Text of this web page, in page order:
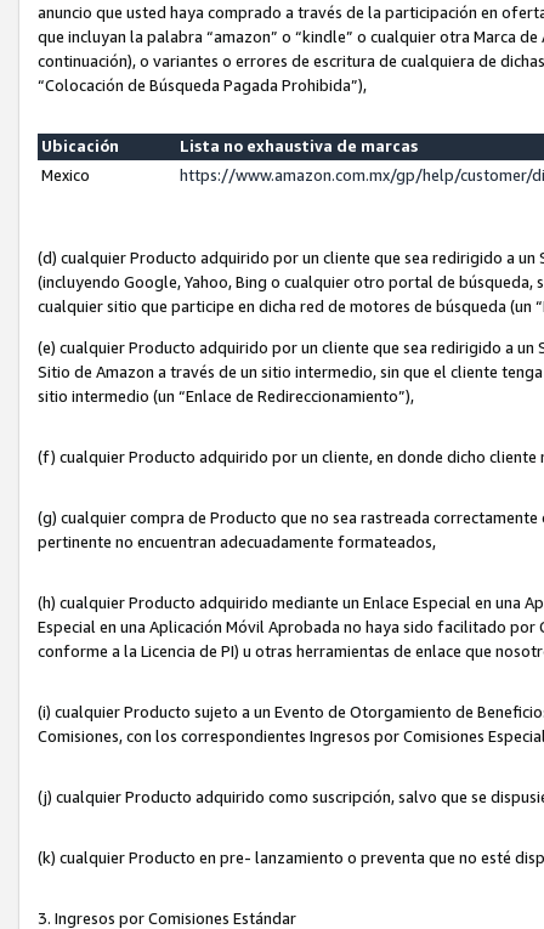
anuncio que usted haya comprado a través de la participación en
que incluyan la palabra “amazon” o “kindle” o cualquier otra Marca
continuación), o variantes o errores de escritura de cualquiera de
“Colocación de Búsqueda Pagada Prohibida”),
Ubicación
Lista no exhaustiva de marcas
Mexico
https://www.amazon.com.mx/gp/help/customer/
(d) cualquier Producto adquirido por un cliente que sea redirigido a
(incluyendo Google, Yahoo, Bing o cualquier otro portal de
cualquier sitio que participe en dicha red de motores de búsqueda (un
(e) cualquier Producto adquirido por un cliente que sea redirigido a un
Sitio de Amazon a través de un sitio intermedio, sin que el cliente
sitio intermedio (un “Enlace de Redireccionamiento”),
(f) cualquier Producto adquirido por un cliente, en donde dicho
(g) cualquier compra de Producto que no sea rastreada
pertinente no encuentran adecuadamente formateados,
(h) cualquier Producto adquirido mediante un Enlace Especial en una
Especial en una Aplicación Móvil Aprobada no haya sido facilitado
conforme a la Licencia de PI) u otras herramientas de enlace que
(i) cualquier Producto sujeto a un Evento de Otorgamiento de
Comisiones, con los correspondientes Ingresos por Comisiones
(j) cualquier Producto adquirido como suscripción, salvo que se
(k) cualquier Producto en pre- lanzamiento o preventa que no esté
3. Ingresos por Comisiones Estándar